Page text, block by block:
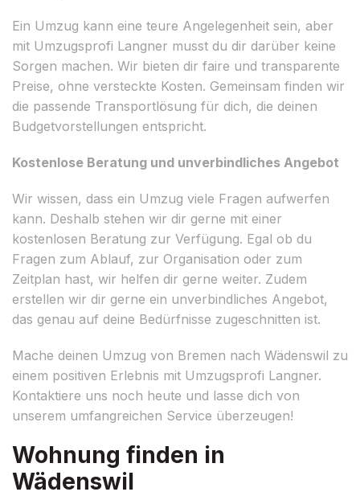
Ein Umzug kann eine teure Angelegenheit sein, aber
mit Umzugsprofi Langner musst du dir darüber keine
Sorgen machen. Wir bieten dir faire und transparente
Preise, ohne versteckte Kosten. Gemeinsam finden wir
die passende Transportlösung für dich, die deinen
Budgetvorstellungen entspricht.
Kostenlose Beratung und unverbindliches Angebot
Wir wissen, dass ein Umzug viele Fragen aufwerfen
kann. Deshalb stehen wir dir gerne mit einer
kostenlosen Beratung zur Verfügung. Egal ob du
Fragen zum Ablauf, zur Organisation oder zum
Zeitplan hast, wir helfen dir gerne weiter. Zudem
erstellen wir dir gerne ein unverbindliches Angebot,
das genau auf deine Bedürfnisse zugeschnitten ist.
Mache deinen Umzug von Bremen nach Wädenswil zu
einem positiven Erlebnis mit Umzugsprofi Langner.
Kontaktiere uns noch heute und lasse dich von
unserem umfangreichen Service überzeugen!
Wohnung finden in
Wädenswil